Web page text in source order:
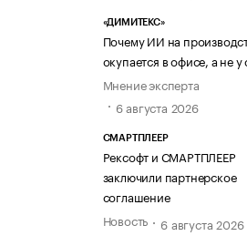
«ДИМИТЕКС»
Почему ИИ на
окупается в офисе, а не у
Мнение эксперта
6 августа 2026
СМАРТПЛЕЕР
Рексофт и СМАРТПЛЕЕР
заключили партнерское
соглашение
Новость
6 августа 2026